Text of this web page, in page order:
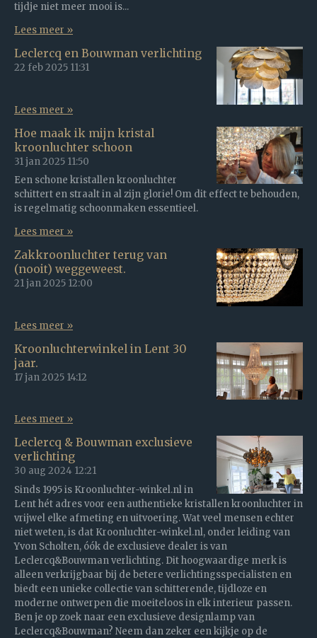
tijdje niet meer mooi is...
Lees meer »
Leclercq en Bouwman verlichting
22 feb 2025 11:31
Lees meer »
Hoe maak ik mijn kristal
kroonluchter schoon
31 jan 2025 11:50
Een schone kristallen kroonluchter
schittert en straalt in al zijn glorie! Om dit effect te behouden,
is regelmatig schoonmaken essentieel.
Lees meer »
Zakkroonluchter terug van
(nooit) weggeweest.
21 jan 2025 12:00
Lees meer »
Kroonluchterwinkel in Lent 30
jaar.
17 jan 2025 14:12
Lees meer »
Leclercq & Bouwman exclusieve
verlichting
30 aug 2024 12:21
Sinds 1995 is Kroonluchter-winkel.nl in
Lent hét adres voor een authentieke kristallen kroonluchter in
vrijwel elke afmeting en uitvoering. Wat veel mensen echter
niet weten, is dat Kroonluchter-winkel.nl, onder leiding van
Yvon Scholten, óók de exclusieve dealer is van
Leclercq&Bouwman verlichting. Dit hoogwaardige merk is
alleen verkrijgbaar bij de betere verlichtingsspecialisten en
biedt een unieke collectie van schitterende, tijdloze en
moderne ontwerpen die moeiteloos in elk interieur passen.
Ben je op zoek naar een exclusieve designlamp van
Leclercq&Bouwman? Neem dan zeker een kijkje op de